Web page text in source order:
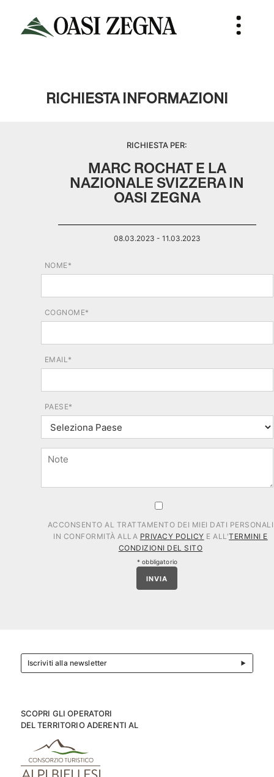
RICHIESTA INFORMAZIONI
RICHIESTA PER:
MARC ROCHAT E LA
NAZIONALE SVIZZERA IN
OASI ZEGNA
08.03.2023 - 11.03.2023
NOME*
COGNOME*
EMAIL*
PAESE*
ACCONSENTO AL TRATTAMENTO DEI MIEI DATI PERSONALI
IN CONFORMITÀ ALLA PRIVACY POLICY E ALL'TERMINI E
CONDIZIONI DEL SITO
* obbligatorio
INVIA
Iscriviti alla newsletter
SCOPRI GLI OPERATORI
DEL TERRITORIO ADERENTI AL